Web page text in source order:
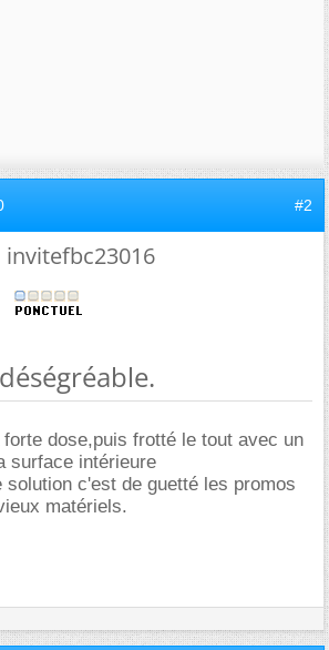
#2
invitefbc23016
dose,puis frotté le tout avec un
surface intérieure
solution c'est de guetté les promos
matériels.